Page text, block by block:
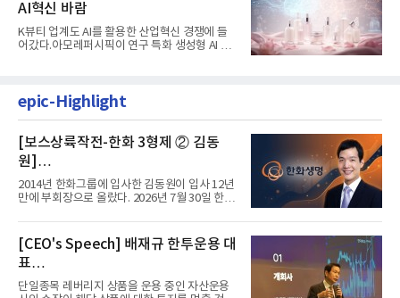
AI혁신 바람
K뷰티 업계도 AI를 활용한 산업혁신 경쟁에 들
어갔다.아모레퍼시픽이 연구 특화 생성형 AI 플
epic-Highlight
[보스상륙작전-한화 3형제 ② 김동
원]
입사 12년 만에 금융계열 수장 등극
2014년 한화그룹에 입사한 김동원이 입사 12년
만에 부회장으로 올랐다. 2026년 7월 30일 한화
[CEO's Speech] 배재규 한투운용 대
표
“개별종목 레버리지 투자 지금이라도
단일종목 레버리지 상품을 운용 중인 자산운용